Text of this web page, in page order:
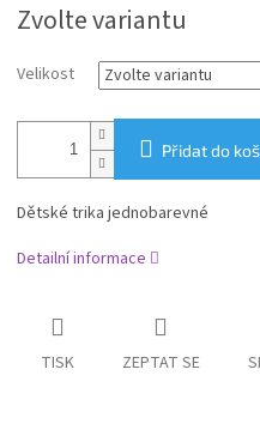
cena:
Zvolte variantu
Velikost
Přidat do
Dětské trika jednobarevné
Detailní informace
TISK ZEPTAT SE